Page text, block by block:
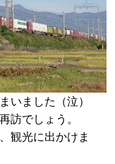
いました（泣）
訪でしょう。
観光に出かけま